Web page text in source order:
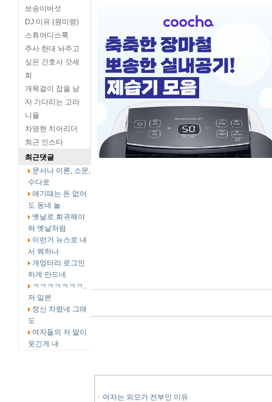
보송이버섯
DJ 미유 (원미령)
스튜어디스룩
주사 한대 놔주고
싶은 간호사 갓세
희
개목걸이 잡을 남
자 기다리는 고라
니율
차영현 치어리더
최근 인스타
최근댓글
문서나 이론, 소문,
수다로
애기때는 돈 없어
도 동네 놀
옛날로 회귀해야
혀 옛날처럼
이런거 뉴스로 내
서 뭐하냐
개엉터리 로그인
하게 만드네
ㅋㅋㅋㅋㅋㅋㅋ..
저 일본
정신 차렸네 그래
도
여자들의 저 말이
웃긴게 내
ㆍ 여자는 외모가 전부인 이유